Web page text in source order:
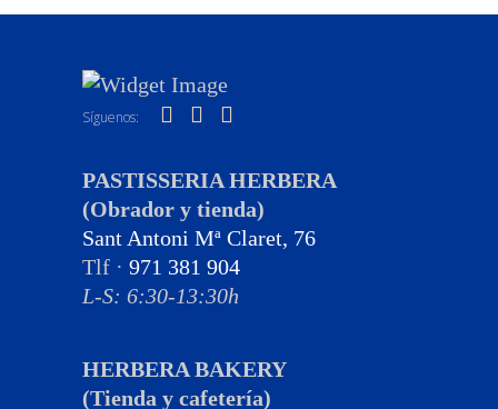
Síguenos:
PASTISSERIA HERBERA
(Obrador y tienda)
Sant Antoni Mª Claret, 76
Tlf · 971 381 904
L-S: 6:30-13:30h
HERBERA BAKERY
(Tienda y cafetería)